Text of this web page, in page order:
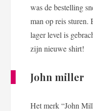
was de bestelling
man op reis sturen.
lager level is
zijn nieuwe shirt!
John miller
Het merk “John